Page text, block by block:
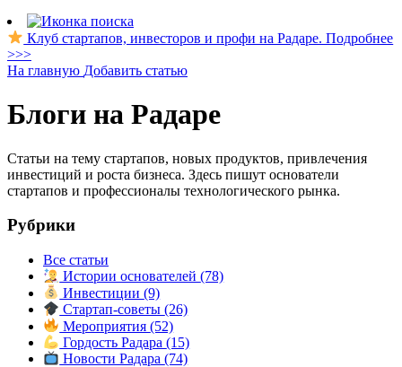
Клуб стартапов, инвесторов и профи на Радаре. Подробнее
>>>
На главную Добавить статью
Блоги на Радаре
Статьи на тему стартапов, новых продуктов, привлечения
инвестиций и роста бизнеса. Здесь пишут основатели
стартапов и профессионалы технологического рынка.
Рубрики
Все статьи
Истории основателей(78)
Инвестиции(9)
Стартап-советы(26)
Мероприятия(52)
Гордость Радара(15)
Новости Радара(74)